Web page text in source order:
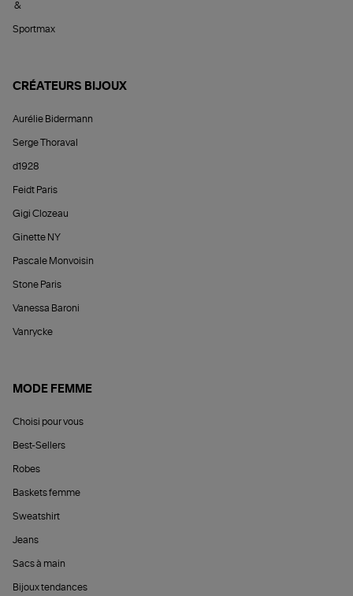
&
Sportmax
CRÉATEURS BIJOUX
Aurélie Bidermann
Serge Thoraval
d1928
Feidt Paris
Gigi Clozeau
Ginette NY
Pascale Monvoisin
Stone Paris
Vanessa Baroni
Vanrycke
MODE FEMME
Choisi pour vous
Best-Sellers
Robes
Baskets femme
Sweatshirt
Jeans
Sacs à main
Bijoux tendances